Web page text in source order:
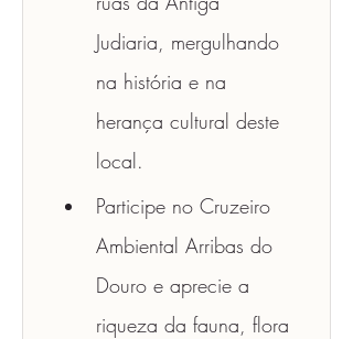
Judiaria, mergulhando
na história e na
herança cultural deste
local.
Participe no Cruzeiro
Ambiental Arribas do
Douro e aprecie a
riqueza da fauna, flora